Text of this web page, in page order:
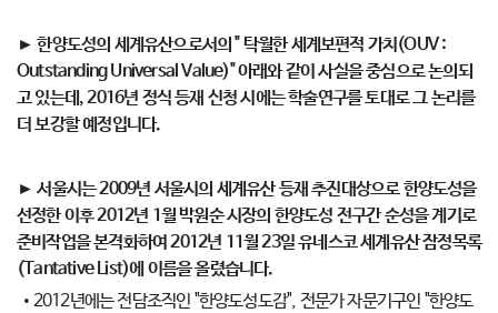
► 한양도성의 세계유산으로서의 " 탁월한 세계보편적 가치(OUV :
Outstanding Universal Value)" 아래와 같이 사실을 중심으로 논의되
고 있는데, 2016년 정식 등재 신청 시에는 학술연구를 토대로 그 논리를
더 보강할 예정입니다.
► 서울시는 2009년 서울시의 세계유산 등재 추진대상으로 한양도성을
선정한 이후 2012년 1월 박원순 시장의 한양도성 전구간 순성을 계기로
준비작업을 본격화하여 2012년 11월 23일 유네스코 세계유산 잠정목록
(Tantative List)에 이름을 올렸습니다.
• 2012년에는 전담조직인 "한양도성도감", 전문가 자문기구인 "한양도